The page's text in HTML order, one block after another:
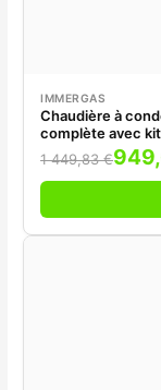
IMMERGAS
Chaudière à
complète avec
1 449,83 €